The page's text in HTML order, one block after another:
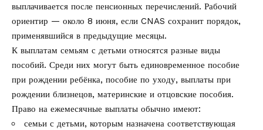
выплачивается после пенсионных перечислений. Рабочий
ориентир — около 8 июня, если CNAS сохранит порядок,
применявшийся в предыдущие месяцы.
К выплатам семьям с детьми относятся разные виды
пособий. Среди них могут быть единовременное пособие
при рождении ребёнка, пособие по уходу, выплаты при
рождении близнецов, материнские и отцовские пособия.
Право на ежемесячные выплаты обычно имеют:
семьи с детьми, которым назначена соответствующая